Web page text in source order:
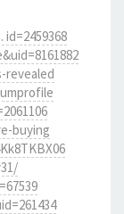
revealed
buying